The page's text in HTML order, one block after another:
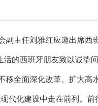
主任刘雅红应邀出席西
的西班牙朋友致以诚挚
移全面深化改革、扩大高
代化建设中走在前列。